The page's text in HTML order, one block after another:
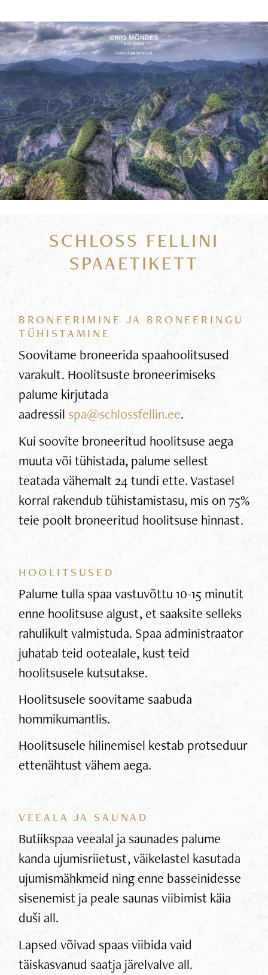
SCHLOSS FELLINI
SPAAETIKETT
BRONEERIMINE JA BRONEERINGU
TÜHISTAMINE
Soovitame broneerida spaahoolitsused
varakult. Hoolitsuste broneerimiseks
palume kirjutada
aadressil spa@schlossfellin.ee.
Kui soovite broneeritud hoolitsuse aega
muuta või tühistada, palume sellest
teatada vähemalt 24 tundi ette. Vastasel
korral rakendub tühistamistasu, mis on 75%
teie poolt broneeritud hoolitsuse hinnast.
HOOLITSUSED
Palume tulla spaa vastuvõttu 10-15 minutit
enne hoolitsuse algust, et saaksite selleks
rahulikult valmistuda. Spaa administraator
juhatab teid ootealale, kust teid
hoolitsusele kutsutakse.
Hoolitsusele soovitame saabuda
hommikumantlis.
Hoolitsusele hilinemisel kestab protseduur
ettenähtust vähem aega.
VEEALA JA SAUNAD
Butiikspaa veealal ja saunades palume
kanda ujumisriietust, väikelastel kasutada
ujumismähkmeid ning enne basseinidesse
sisenemist ja peale saunas viibimist käia
duši all.
Lapsed võivad spaas viibida vaid
täiskasvanud saatja järelvalve all.